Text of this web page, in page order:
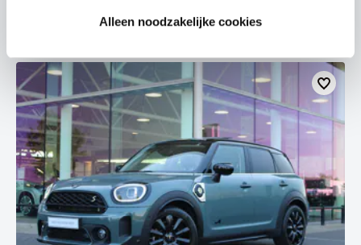
Alleen noodzakelijke cookies
Bekijk details